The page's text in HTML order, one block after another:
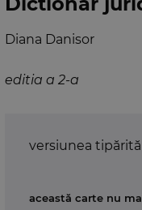
editia a 2-a
Diana Danisor
versiunea tipărită
această carte nu